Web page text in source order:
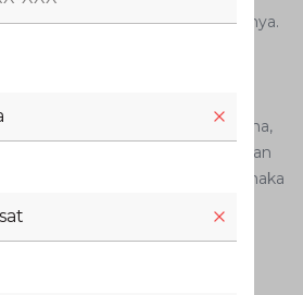
punya kelebihan dari bahannya.
maka masker ini bisa dipakai
mencucinya.
kita terhindar dari virus Corona,
menjaga performa mobil dengan
gunakan aplikasi Digiroom, maka
AutoFamily bisa langsung
baik.
Pakai Masker Saat